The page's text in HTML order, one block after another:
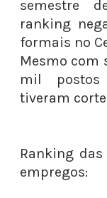
semestre
ranking
formais no
Mesmo com
mil postos
tiveram
Ranking
empregos: